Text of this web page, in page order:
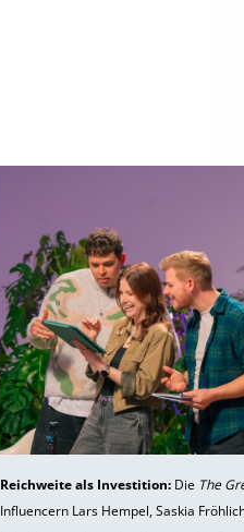
Reichweite als Investition: Die The
Influencern Lars Hempel, Saskia